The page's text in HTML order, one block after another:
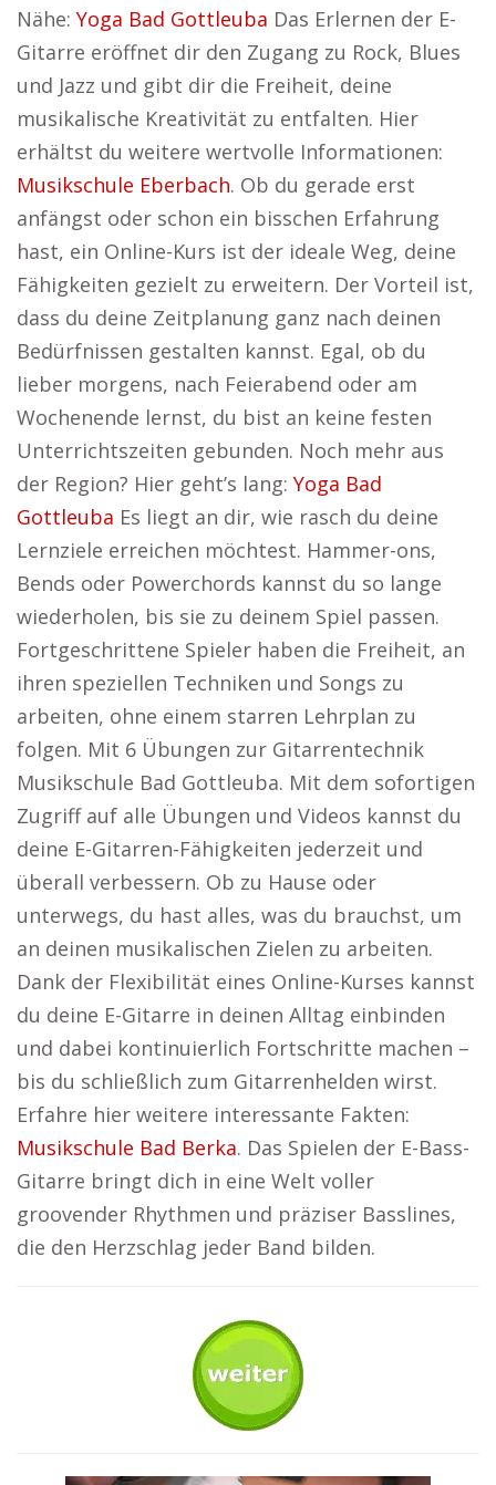
Nähe: Yoga Bad Gottleuba Das Erlernen der E-
Gitarre eröffnet dir den Zugang zu Rock, Blues
und Jazz und gibt dir die Freiheit, deine
musikalische Kreativität zu entfalten. Hier
erhältst du weitere wertvolle Informationen:
Musikschule Eberbach. Ob du gerade erst
anfängst oder schon ein bisschen Erfahrung
hast, ein Online-Kurs ist der ideale Weg, deine
Fähigkeiten gezielt zu erweitern. Der Vorteil ist,
dass du deine Zeitplanung ganz nach deinen
Bedürfnissen gestalten kannst. Egal, ob du
lieber morgens, nach Feierabend oder am
Wochenende lernst, du bist an keine festen
Unterrichtszeiten gebunden. Noch mehr aus
der Region? Hier geht’s lang: Yoga Bad
Gottleuba Es liegt an dir, wie rasch du deine
Lernziele erreichen möchtest. Hammer-ons,
Bends oder Powerchords kannst du so lange
wiederholen, bis sie zu deinem Spiel passen.
Fortgeschrittene Spieler haben die Freiheit, an
ihren speziellen Techniken und Songs zu
arbeiten, ohne einem starren Lehrplan zu
folgen. Mit 6 Übungen zur Gitarrentechnik
Musikschule Bad Gottleuba. Mit dem sofortigen
Zugriff auf alle Übungen und Videos kannst du
deine E-Gitarren-Fähigkeiten jederzeit und
überall verbessern. Ob zu Hause oder
unterwegs, du hast alles, was du brauchst, um
an deinen musikalischen Zielen zu arbeiten.
Dank der Flexibilität eines Online-Kurses kannst
du deine E-Gitarre in deinen Alltag einbinden
und dabei kontinuierlich Fortschritte machen –
bis du schließlich zum Gitarrenhelden wirst.
Erfahre hier weitere interessante Fakten:
Musikschule Bad Berka. Das Spielen der E-Bass-
Gitarre bringt dich in eine Welt voller
groovender Rhythmen und präziser Basslines,
die den Herzschlag jeder Band bilden.